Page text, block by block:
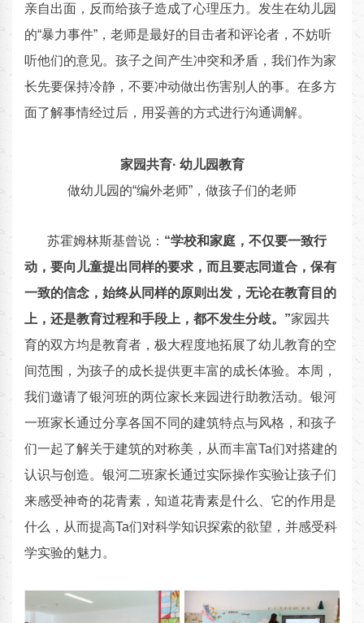
亲自出面，反而给孩子造成了心理压力。发生在幼儿园
的“暴力事件”，老师是最好的目击者和评论者，不妨听
听他们的意见。孩子之间产生冲突和矛盾，我们作为家
长先要保持冷静，不要冲动做出伤害别人的事。在多方
面了解事情经过后，用妥善的方式进行沟通调解。
家园共育· 幼儿园教育
做幼儿园的“编外老师”，做孩子们的老师
苏霍姆林斯基曾说： “学校和家庭，不仅要一致行
动，要向儿童提出同样的要求，而且要志同道合，保有
一致的信念，始终从同样的原则出发，无论在教育目的
上，还是教育过程和手段上，都不发生分歧。”家园共
育的双方均是教育者，极大程度地拓展了幼儿教育的空
间范围，为孩子的成长提供更丰富的成长体验。本周，
我们邀请了银河班的两位家长来园进行助教活动。银河
一班家长通过分享各国不同的建筑特点与风格，和孩子
们一起了解关于建筑的对称美，从而丰富Ta们对搭建的
认识与创造。银河二班家长通过实际操作实验让孩子们
来感受神奇的花青素，知道花青素是什么、它的作用是
什么，从而提高Ta们对科学知识探索的欲望，并感受科
学实验的魅力。